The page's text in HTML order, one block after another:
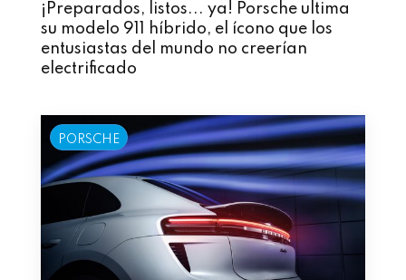
¡Preparados, listos... ya! Porsche ultima
su modelo 911 híbrido, el ícono que los
entusiastas del mundo no creerían
electrificado
PORSCHE